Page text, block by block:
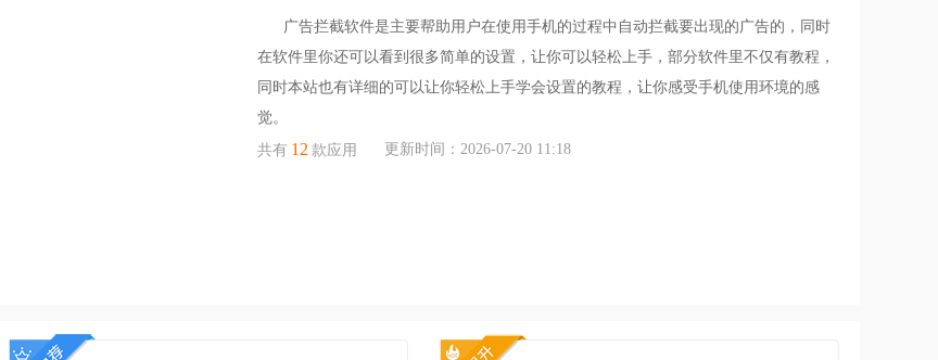
广告拦截软件是主要帮助用户在使用手机的过程中自动拦截要出现的广告的，同时
在软件里你还可以看到很多简单的设置，让你可以轻松上手，部分软件里不仅有教程，
同时本站也有详细的可以让你轻松上手学会设置的教程，让你感受手机使用环境的感
觉。
共有 12 款应用 更新时间：2026-07-20 11:18